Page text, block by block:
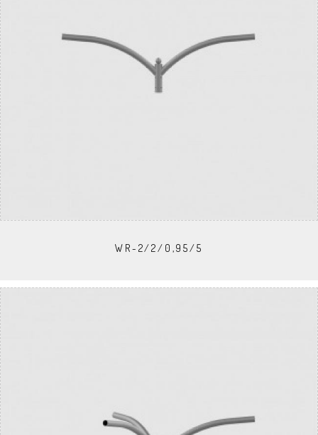
WR-2/2/0,95/5